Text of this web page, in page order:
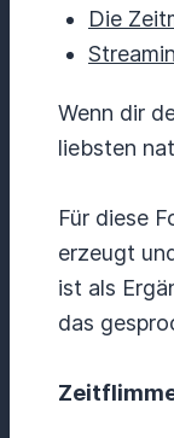
Die
Wenn dir
liebsten
Für diese
erzeugt
ist als
das